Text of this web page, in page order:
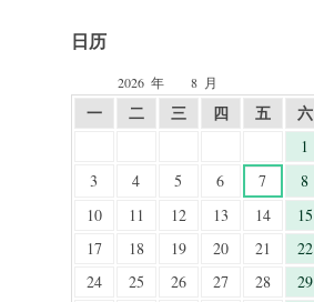
日历
2026 年 8 月
一 二 三 四 五 六
1
3
4 5 6 7 8
10
11 12 13 14 15
17
18 19 20 21 22
24
25 26 27 28 29